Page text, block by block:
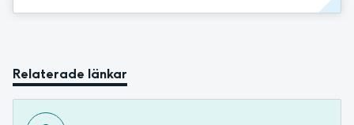
Relaterade länkar